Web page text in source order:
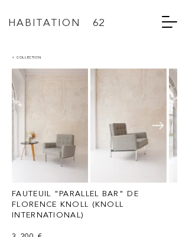
HABITATION 62
< COLLECTION
FAUTEUIL "PARALLEL BAR" DE
FLORENCE KNOLL (KNOLL
INTERNATIONAL)